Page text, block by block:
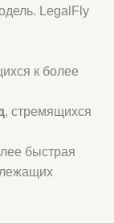
LegalFly
к более
, стремящихся
быстрая